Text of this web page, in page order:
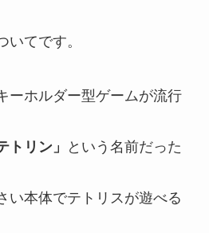
いてです。
ーホルダー型ゲームが流行
トリン」
という名前だった
い本体でテトリスが遊べる